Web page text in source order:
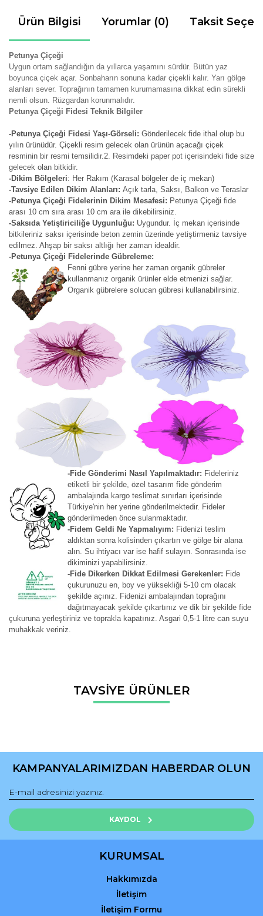
Ürün Bilgisi Yorumlar (0) Taksit
Petunya Çiçeği
Uygun ortam sağlandığın da yıllarca yaşamını sürdür. Bütün yaz
boyunca çiçek açar. Sonbaharın sonuna kadar çiçekli kalır. Yarı gölge
alanları sever. Toprağının tamamen kurumamasına dikkat edin sürekli
nemli olsun. Rüzgardan korunmalıdır.
Petunya Çiçeği Fidesi Teknik Bilgiler
-Petunya Çiçeği Fidesi Yaşı-Görseli: Gönderilecek fide ithal olup bu
yılın ürünüdür. Çiçekli resim gelecek olan ürünün açacağı çiçek
resminin bir resmi temsilidir.2. Resimdeki paper pot içerisindeki fide size
gelecek olan bitkidir.
-Dikim Bölgeleri: Her Rakım (Karasal bölgeler de iç mekan)
-Tavsiye Edilen Dikim Alanları: Açık tarla, Saksı, Balkon ve Teraslar
-Petunya Çiçeği Fidelerinin Dikim Mesafesi: Petunya Çiçeği fide
arası 10 cm sıra arası 10 cm ara ile dikebilirsiniz.
-Saksıda Yetiştiriciliğe Uygunluğu: Uygundur. İç mekan içerisinde
bitkileriniz saksı içerisinde beton zemin üzerinde yetiştirmeniz tavsiye
edilmez. Ahşap bir saksı altlığı her zaman idealdir.
-Petunya Çiçeği Fidelerinde Gübreleme:
Fenni gübre yerine her zaman organik gübreler
kullanmanız organik ürünler elde etmenizi sağlar.
Organik gübrelere solucan gübresi kullanabilirsiniz.
-Fide Gönderimi Nasıl Yapılmaktadır: Fideleriniz
etiketli bir şekilde, özel tasarım fide gönderim
ambalajında kargo teslimat sınırları içerisinde
Türkiye'nin her yerine gönderilmektedir. Fideler
gönderilmeden önce sulanmaktadır.
-Fidem Geldi Ne Yapmalıyım: Fidenizi teslim
aldıktan sonra kolisinden çıkartın ve gölge bir alana
alın. Su ihtiyacı var ise hafif sulayın. Sonrasında ise
dikiminizi yapabilirsiniz.
-Fide Dikerken Dikkat Edilmesi Gerekenler: Fide
çukurunuzu en, boy ve yüksekliği 5-10 cm olacak
şekilde açınız. Fidenizi ambalajından toprağını
dağıtmayacak şekilde çıkartınız ve dik bir şekilde fide
çukuruna yerleştiriniz ve toprakla kapatınız. Asgari 0,5-1 litre can suyu
muhakkak veriniz.
Bu ürüne ilk yorumu siz yapın!
Bu ürünün fiyat bilgisi, resim, ürün açıklamalarında ve diğer
konularda yetersiz gördüğünüz noktaları öneri formunu
Ürün açıklamasında eksik bilgiler bulunuyor.
Ürün fiyatı diğer sitelerden daha pahalı.
Bu ürüne benzer farklı alternatifler olmalı.
Gönder
TAVSİYE ÜRÜNLER
KAMPANYALARIMIZDAN HABERDAR OLUN
KAYDOL
KURUMSAL
Hakkımızda
İletişim
İletişim Formu